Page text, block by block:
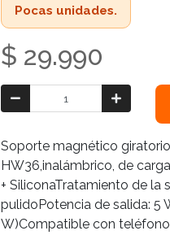
Pocas unidades.
$ 29.990
Soporte magnético
HW36,inalámbrico, de
+ SiliconaTratamiento de la
pulidoPotencia de salida: 5
W)Compatible con